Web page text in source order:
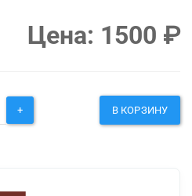
Цена: 1500 ₽
+ В КОРЗИНУ